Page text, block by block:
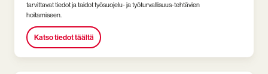
tarvittavat tiedot ja taidot työsuojelu- ja työturvallisuus-tehtävien
hoitamiseen.
Katso tiedot täältä